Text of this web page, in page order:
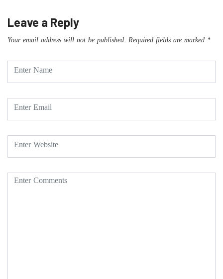
Leave a Reply
Your email address will not be published. Required fields are marked *